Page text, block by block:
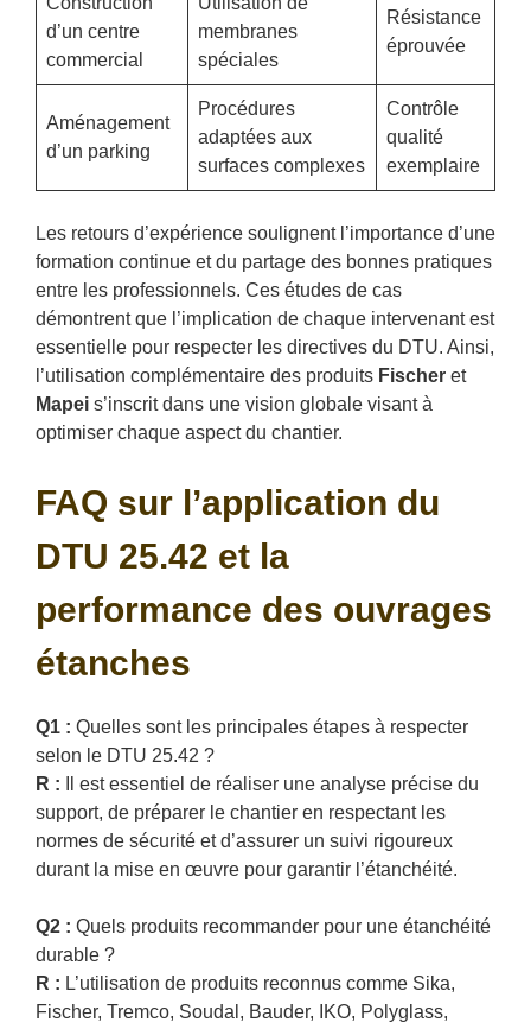
d’un centre
commercial
membranes
spéciales
Résistance
éprouvée
Aménagement
d’un parking
Procédures
adaptées aux
surfaces complexes
Contrôle
qualité
exemplaire
Les retours d’expérience soulignent l’importance d’une
formation continue et du partage des bonnes pratiques
entre les professionnels. Ces études de cas
démontrent que l’implication de chaque intervenant est
essentielle pour respecter les directives du DTU. Ainsi,
l’utilisation complémentaire des produits Fischer et
Mapei s’inscrit dans une vision globale visant à
optimiser chaque aspect du chantier.
FAQ sur l’application du
DTU 25.42 et la
performance des ouvrages
étanches
Q1 : Quelles sont les principales étapes à respecter
selon le DTU 25.42 ?
R : Il est essentiel de réaliser une analyse précise du
support, de préparer le chantier en respectant les
normes de sécurité et d’assurer un suivi rigoureux
durant la mise en œuvre pour garantir l’étanchéité.
Q2 : Quels produits recommander pour une étanchéité
durable ?
R : L’utilisation de produits reconnus comme Sika,
Fischer, Tremco, Soudal, Bauder, IKO, Polyglass,